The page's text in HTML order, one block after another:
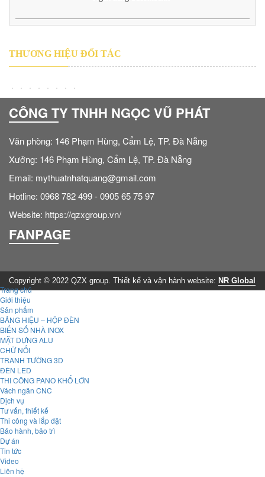
THƯƠNG HIỆU ĐỐI TÁC
CÔNG TY TNHH NGỌC VŨ PHÁT
Văn phòng: 146 Phạm Hùng, Cẩm Lệ, TP. Đà Nẵng
Xưởng: 146 Phạm Hùng, Cẩm Lệ, TP. Đà Nẵng
Email: mythuatnhatquang@gmail.com
Hotline: 0968 782 499 - 0905 65 75 97
Website: https://qzxgroup.vn/
FANPAGE
Copyright © 2022 QZX group. Thiết kế và vận hành website: NR Global
Trang chủ
Giới thiệu
Sản phẩm
BẢNG HIỆU – HỘP ĐÈN
BIỂN SỐ NHÀ INOX
MẶT DỰNG ALU
CHỮ NỔI
TRANH TƯỜNG 3D
ĐÈN LED
THI CÔNG PANO KHỔ LỚN
Vách ngăn CNC
Dịch vụ
Tư vấn, thiết kế
Thi công và lắp đặt
Bảo hành, bảo trì
Dự án
Tin tức
Video
Liên hệ